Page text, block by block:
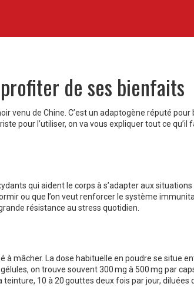
de ses bienfaits
venu de Chine. C’est un adaptogène réputé pour
pour l’utiliser, on va vous expliquer tout ce qu’il
qui aident le corps à s’adapter aux situations
ou que l’on veut renforcer le système
résistance au stress quotidien.
à mâcher. La dose habituelle en poudre se situe
on trouve souvent 300 mg à 500 mg par
10 à 20 gouttes deux fois par jour, diluées